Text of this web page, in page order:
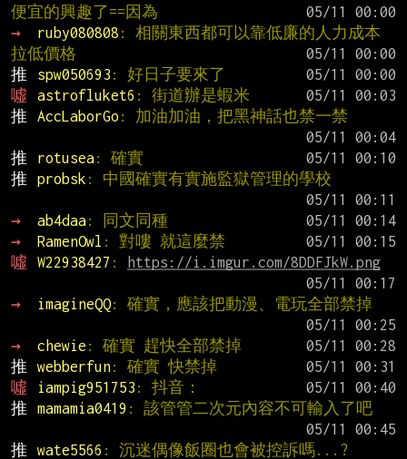
便宜的興趣了==因為
→
ruby080808 : 相關東西都可以靠低廉的人力成本
拉低價格
推
spw050693 : 好日子要來了
噓
astrofluket6 : 街道辦是蝦米
推
AccLaborGo : 加油加油，把黑神話也禁一禁
推
rotusea: 確實
推
probsk : 中國確實有實施監獄管理的學校
→
ab4daa: 同文同種
→
RamenOwl : 對嘍 就這麼禁
噓
W22938427 :
https://i.imgur.com/8DDFJkW.png
→
imagineQQ: 確實，應該把動漫、電玩全部禁掉
→
chewie : 確實 趕快全部禁掉
推
webberfun: 確實 快禁掉
噓
iampig951753 : 抖音：
推
mamamia0419 : 該管管二次元內容不可輸入了吧
推
wate5566 : 沉迷偶像飯圈也會被控訴嗎...?